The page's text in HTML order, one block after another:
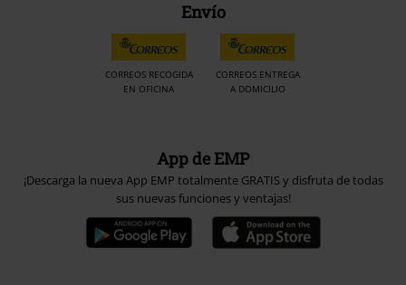
Envío
CORREOS RECOGIDA
EN OFICINA
CORREOS ENTREGA
A DOMICILIO
App de EMP
¡Descarga la nueva App EMP totalmente GRATIS y disfruta de todas
sus nuevas funciones y ventajas!